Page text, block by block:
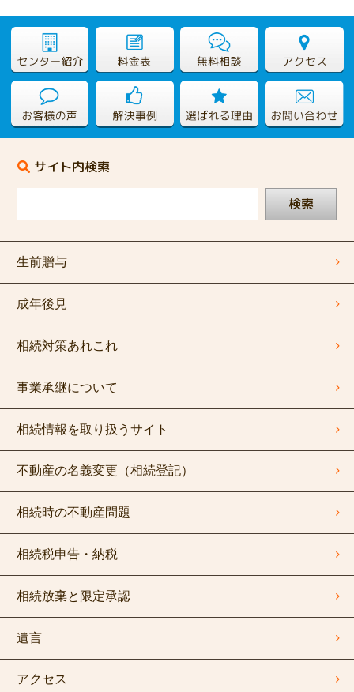
アクセス
不動産の名義変更（相続登記）
相続時の不動産問題
相続税申告・納税
相続放棄と限定承認
遺言
生前贈与
成年後見
相続対策あれこれ
事業承継について
相続情報を取り扱うサイト
サイト内検索
検索